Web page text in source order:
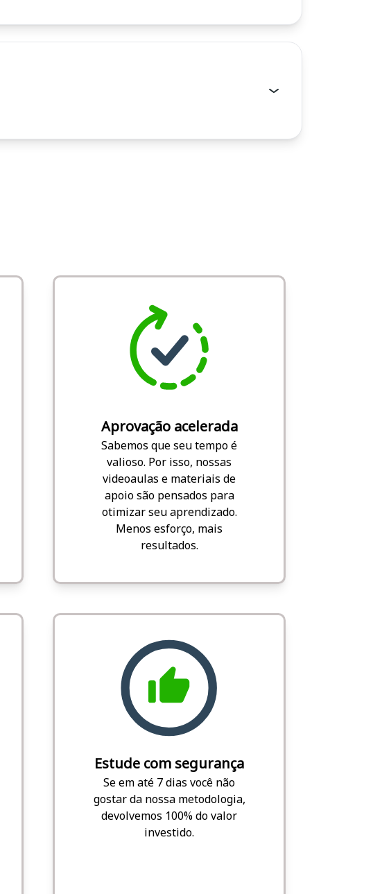
Aprovação acelerada
Sabemos que seu tempo é
valioso. Por isso, nossas
videoaulas e materiais de
apoio são pensados para
otimizar seu aprendizado.
Menos esforço, mais
resultados.
Estude com segurança
Se em até 7 dias você não
gostar da nossa metodologia,
devolvemos 100% do valor
investido.